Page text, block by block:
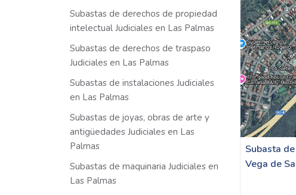
Subastas de derechos de propiedad
intelectual Judiciales en Las Palmas
Subastas de derechos de traspaso
Judiciales en Las Palmas
Subastas de instalaciones Judiciales
en Las Palmas
Subastas de joyas, obras de arte y
antigüedades Judiciales en Las
Palmas
Subastas de maquinaria Judiciales en
Las Palmas
Subasta
Vega de